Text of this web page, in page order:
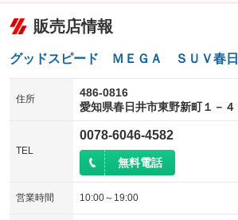
販売店情報
グッドスピード ＭＥＧＡ ＳＵＶ春
住所
486-0816
愛知県春日井市東野新町１－４
TEL
0078-6046-4582
無料電話
営業時間 10:00～19:00